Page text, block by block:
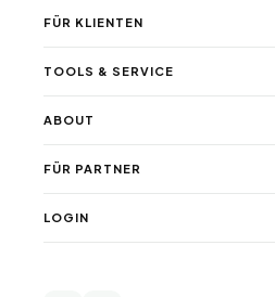
FÜR KLIENTEN
TOOLS & SERVICE
ABOUT
FÜR PARTNER
LOGIN